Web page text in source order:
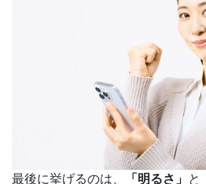
最後に挙げるのは、 「明るさ」 と